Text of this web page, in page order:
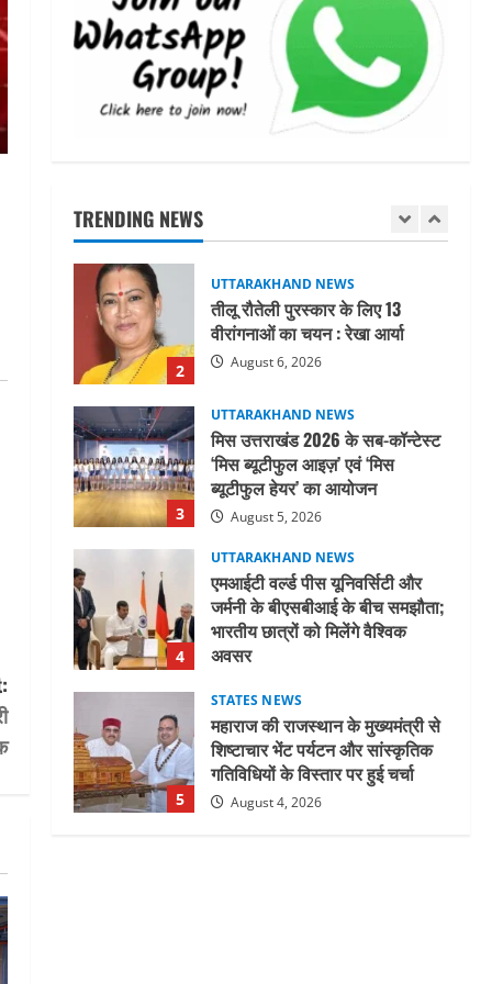
TRENDING NEWS
1
जिलाधिकारी/जिला निर्वाचन अधिकारी
ने सहसपुर विधानसभा क्षेत्र के पोलिंग
बूथों का निरीक्षण कर एसआईआर
आपत्ति निस्तारण शिविर की व्यवस्थाओं
का लिया जायजा
August 6, 2026
2
3
मिस उत्तराखंड 2026 के सब-कॉन्टेस्ट
‘मिस ब्यूटीफुल आइज़’ एवं ‘मिस
ब्यूटीफुल हेयर’ का आयोजन
August 5, 2026
4
UTTARAKHAND NEWS
एमआईटी वर्ल्ड पीस यूनिवर्सिटी और
जर्मनी के बीएसबीआई के बीच समझौता;
भारतीय छात्रों को मिलेंगे वैश्विक
अवसर
5
STATES NEWS
महाराज की राजस्थान के मुख्यमंत्री से
शिष्टाचार भेंट पर्यटन और सांस्कृतिक
गतिविधियों के विस्तार पर हुई चर्चा
August 4, 2026
1
UTTARAKHAND NEWS
जिलाधिकारी/जिला निर्वाचन अधिकारी
ने सहसपुर विधानसभा क्षेत्र के पोलिंग
बूथों का निरीक्षण कर एसआईआर
आपत्ति निस्तारण शिविर की व्यवस्थाओं